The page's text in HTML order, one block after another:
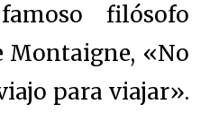
filósofo
Montaigne, «No
para viajar».